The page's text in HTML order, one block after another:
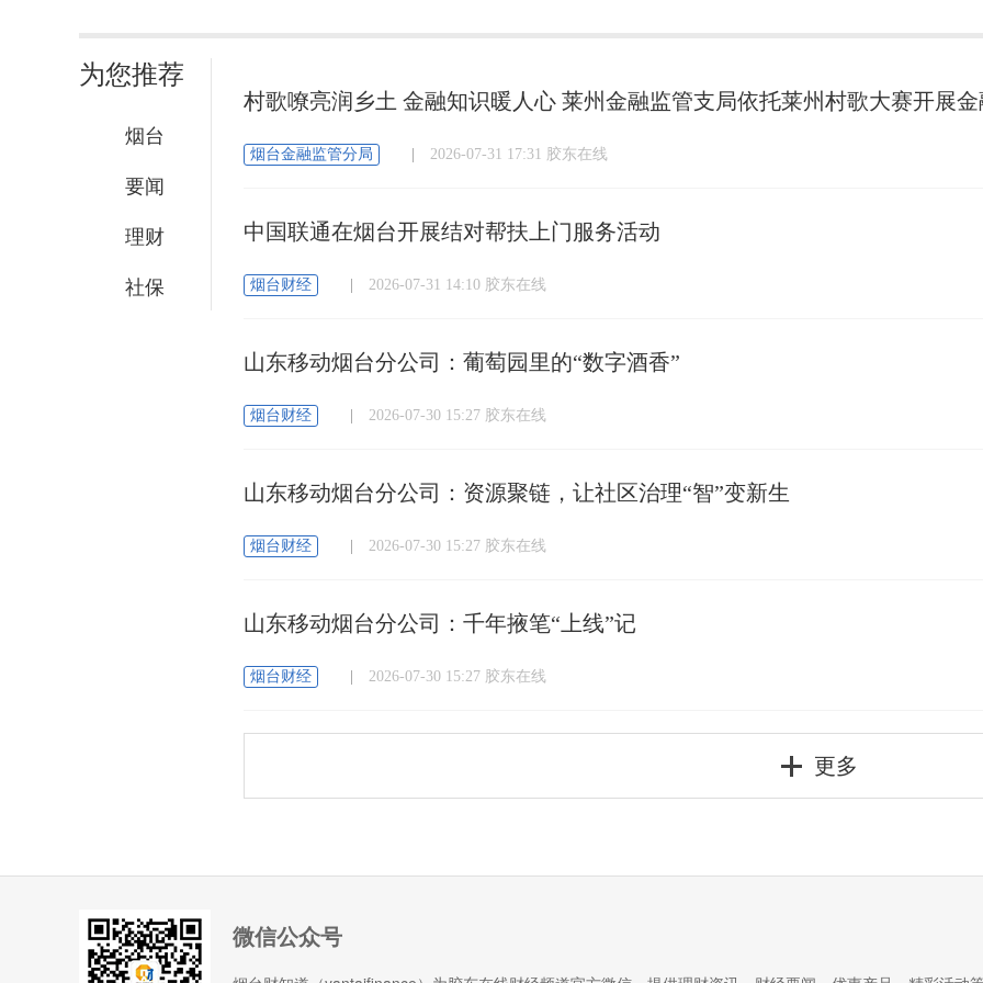
村歌嘹亮润乡土 金融知识暖人心 莱州金融监管支局依托莱州村歌大赛开展
烟台金融监管分局 2026-07-31 17:31 胶东在线
中国联通在烟台开展结对帮扶上门服务活动
烟台财经 2026-07-31 14:10 胶东在线
山东移动烟台分公司：葡萄园里的“数字酒香”
烟台财经 2026-07-30 15:27 胶东在线
山东移动烟台分公司：资源聚链，让社区治理“智”变新生
烟台财经 2026-07-30 15:27 胶东在线
山东移动烟台分公司：千年掖笔“上线”记
烟台财经 2026-07-30 15:27 胶东在线
更多
为您推荐
烟台
要闻
理财
社保
微信公众号